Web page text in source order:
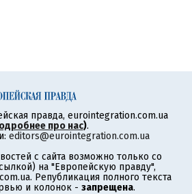
правда, eurointegration.com.ua
про нас).
editors@eurointegration.com.ua
с сайта возможно только со
на "Европейскую правду",
Републикация полного текста
и колонок - запрещена.